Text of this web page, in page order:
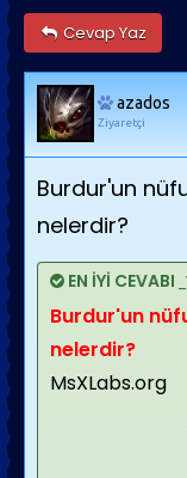
Cevap Yaz
azados
Ziyaretçi
Burdur'un
nelerdir?
EN İYİ CEVABI
Burdur'un
nelerdir?
MsXLabs.org